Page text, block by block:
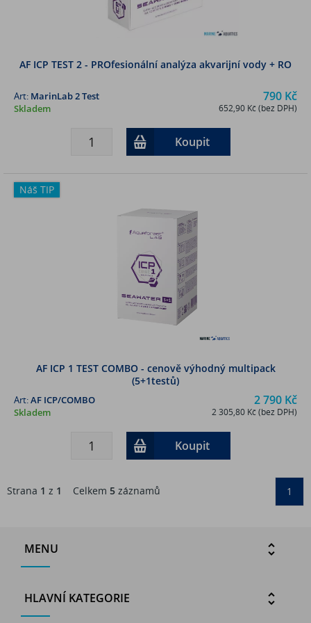
AF ICP TEST 2 - PROfesionální analýza akvarijní vody + RO
790 Kč
652,90 Kč (bez DPH)
Art: MarinLab 2 Test
Skladem
Koupit
Náš TIP
AF ICP 1 TEST COMBO - cenově výhodný multipack
(5+1testů)
2 790 Kč
2 305,80 Kč (bez DPH)
Art:AF ICP/COMBO
Skladem
Koupit
Strana 1 z 1 Celkem 5 záznamů 1
MENU
HLAVNÍ KATEGORIE